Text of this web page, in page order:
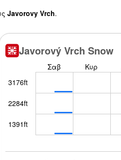
Javorovy Vrch.